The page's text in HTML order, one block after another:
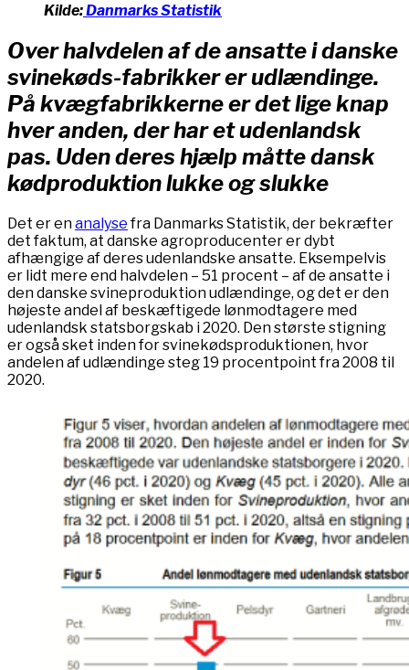
Kilde:Danmarks Statistik
Over halvdelen af de ansatte i danske
svinekøds-fabrikker er udlændinge.
På kvægfabrikkerne er det lige knap
hver anden, der har et udenlandsk
pas. Uden deres hjælp måtte dansk
kødproduktion lukke og slukke
Det er enanalysefra Danmarks Statistik, der bekræfter
det faktum, at danske agroproducenter er dybt
afhængige af deres udenlandske ansatte. Eksempelvis
er lidt mere end halvdelen – 51 procent – af de ansatte i
den danske svineproduktion udlændinge, og det er den
højeste andel af beskæftigede lønmodtagere med
udenlandsk statsborgskab i 2020. Den største stigning
er også sket inden for svinekødsproduktionen, hvor
andelen af udlændinge steg 19 procentpoint fra 2008 til
2020.